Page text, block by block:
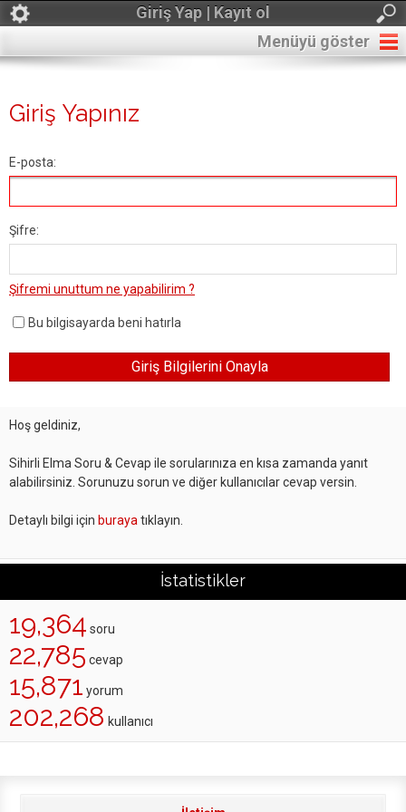
Giriş Yap | Kayıt ol
Menüyü göster
Giriş Yapınız
E-posta:
Şifre:
Şifremi unuttum ne yapabilirim ?
Bu bilgisayarda beni hatırla
Hoş geldiniz,
Sihirli Elma Soru & Cevap ile sorularınıza en kısa zamanda yanıt
alabilirsiniz. Sorunuzu sorun ve diğer kullanıcılar cevap versin.
Detaylı bilgi için buraya tıklayın.
İstatistikler
19,364 soru
22,785 cevap
15,871 yorum
202,268 kullanıcı